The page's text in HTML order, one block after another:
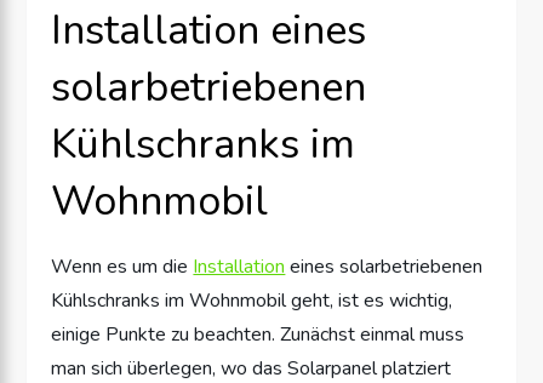
Installation eines
solarbetriebenen
Kühlschranks im
Wohnmobil
Wenn es um die Installation eines solarbetriebenen
Kühlschranks im Wohnmobil geht, ist es wichtig,
einige Punkte zu beachten. Zunächst einmal muss
man sich überlegen, wo das Solarpanel platziert